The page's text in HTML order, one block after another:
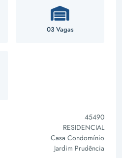
03 Vagas
45490
RESIDENCIAL
Casa Condomínio
Jardim Prudência